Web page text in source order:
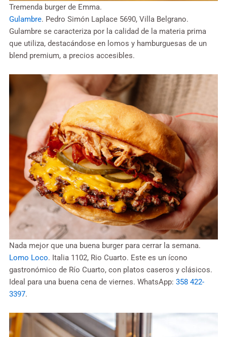
Tremenda burger de Emma.
Gulambre. Pedro Simón Laplace 5690, Villa Belgrano.
Gulambre se caracteriza por la calidad de la materia prima
que utiliza, destacándose en lomos y hamburguesas de un
blend premium, a precios accesibles.
Nada mejor que una buena burger para cerrar la semana.
Lomo Loco. Italia 1102, Rio Cuarto. Este es un ícono
gastronómico de Río Cuarto, con platos caseros y clásicos.
Ideal para una buena cena de viernes. WhatsApp: 358 422-
3397.